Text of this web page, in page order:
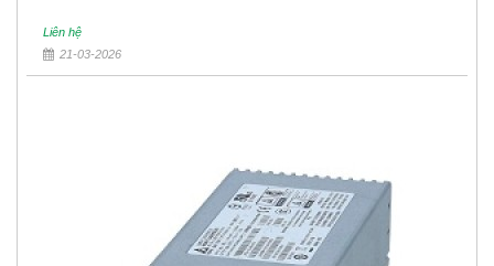
Liên hệ
21-03-2026